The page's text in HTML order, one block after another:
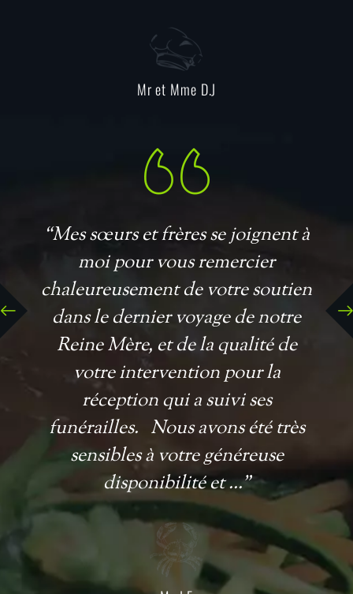
Mr et Mme D.J
“Mes sœurs et frères se joignent à
moi pour vous remercier
chaleureusement de votre soutien
dans le dernier voyage de notre
Reine Mère, et de la qualité de
votre intervention pour la
réception qui a suivi ses
funérailles. Nous avons été très
sensibles à votre généreuse
disponibilité et ...”